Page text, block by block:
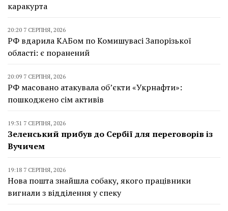
каракурта
20:20 7 СЕРПНЯ, 2026
РФ вдарила КАБом по Комишувасі Запорізької
області: є поранений
20:09 7 СЕРПНЯ, 2026
РФ масовано атакувала об’єкти «Укрнафти»:
пошкоджено сім активів
19:31 7 СЕРПНЯ, 2026
Зеленський прибув до Сербії для переговорів із
Вучичем
19:18 7 СЕРПНЯ, 2026
Нова пошта знайшла собаку, якого працівники
вигнали з відділення у спеку